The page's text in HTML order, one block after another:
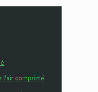
l'air comprimé